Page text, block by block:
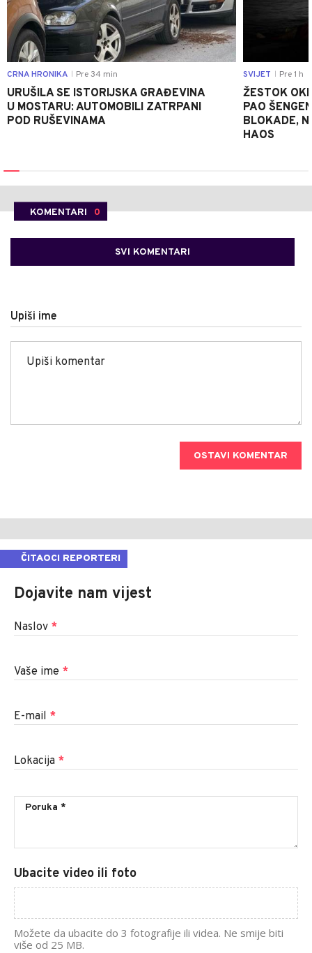
CRNA HRONIKA Pre 34 min
URUŠILA SE ISTORIJSKA GRAĐEVINA
U MOSTARU: AUTOMOBILI ZATRPANI
POD RUŠEVINAMA
SVIJET Pre 1 h
ŽESTOK
PAO
BLOKADE,
HAOS
KOMENTARI 0
SVI KOMENTARI
Upiši ime
OSTAVI KOMENTAR
ČITAOCI REPORTERI
Dojavite nam vijest
Naslov *
Vaše ime *
E-mail *
Lokacija *
Ubacite video ili foto
Možete da ubacite do 3 fotografije ili videa. Ne smije biti
više od 25 MB.